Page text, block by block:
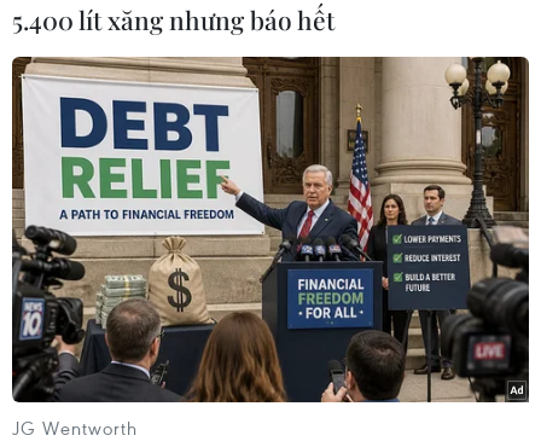
Thay vào đó, người nhập cảnh phải xét nghiệp
COVID-19 trong vòng 48 giờ trước xuất cảnh và
sau khi hạ cánh, cung cấp chi tiết thông tin về
lịch trình đi lại dự kiến, phải tải và sử dụng ứng
dụng TraceTogether, không sử dụng phương
tiện công cộng./.
5.400 lít xăng nhưng báo hết
JG Wentworth